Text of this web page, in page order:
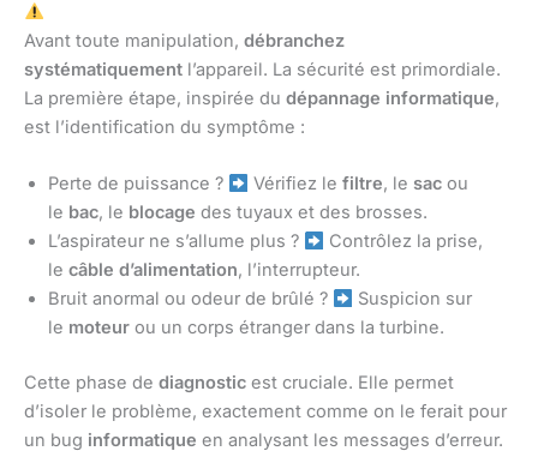
Avant toute manipulation, débranchez
systématiquement l’appareil. La sécurité est primordiale.
La première étape, inspirée du dépannage informatique,
est l’identification du symptôme :
Perte de puissance ? Vérifiez le filtre, le sacou
le bac, le blocage des tuyaux et des brosses.
L’aspirateur ne s’allume plus ?
Contrôlez la prise,
le câble d’alimentation, l’interrupteur.
Bruit anormal ou odeur de brûlé ?
Suspicion sur
le moteur ou un corps étranger dans la turbine.
Cette phase de diagnostic est cruciale. Elle permet
d’isoler le problème, exactement comme on le ferait pour
un bug informatique en analysant les messages d’erreur.